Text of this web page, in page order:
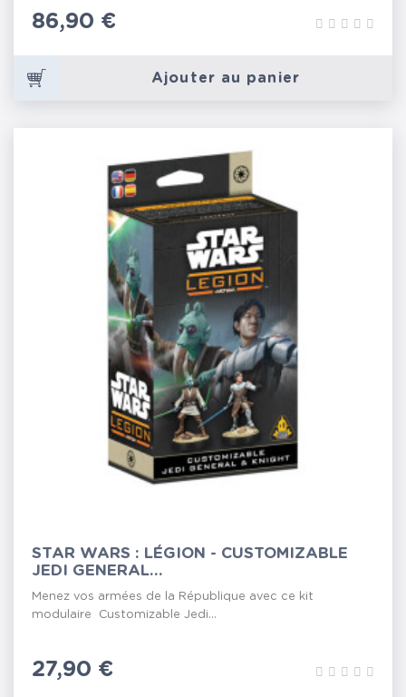
Prix
86,90 €
Ajouter au panier
STAR WARS : LÉGION - CUSTOMIZABLE
JEDI GENERAL...
Menez vos armées de la République avec ce kit
modulaire Customizable Jedi...
Prix
27,90 €